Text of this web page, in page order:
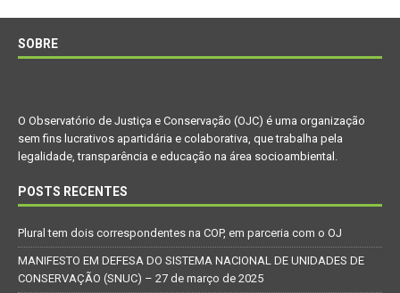
SOBRE
O Observatório de Justiça e Conservação (OJC) é uma organização
sem fins lucrativos apartidária e colaborativa, que trabalha pela
legalidade, transparência e educação na área socioambiental.
POSTS RECENTES
Plural tem dois correspondentes na COP, em parceria com o OJ
MANIFESTO EM DEFESA DO SISTEMA NACIONAL DE UNIDADES DE
CONSERVAÇÃO (SNUC) – 27 de março de 2025